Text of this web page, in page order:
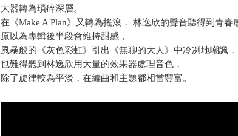
大器轉為瑣碎深層。
在《Make A Plan》又轉為搖滾， 林逸欣的聲音聽得到青春
原以為專輯後半段會維持甜感，
風暴般的《灰色彩虹》引出《無聊的大人》中冷冽地嘲諷，
也難得聽到林逸欣用大量的效果器處理音色，
除了旋律較為平淡，在編曲和主題都相當豐富。